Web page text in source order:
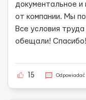
документальное
от компании. Мы
Все условия
обещали! Спасибо!
15 Odpowiadać